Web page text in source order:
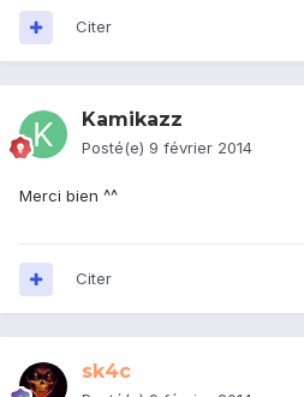
Citer
Kamikazz
Posté(e) 9 février 2014
Merci bien ^^
Citer
sk4c